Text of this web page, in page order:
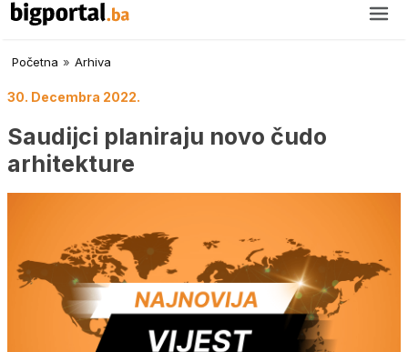
Početna » Arhiva
30. Decembra 2022.
Saudijci planiraju novo čudo
arhitekture